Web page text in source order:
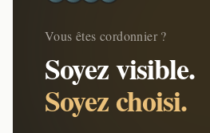
Vous êtes cordonnier ?
Soyez visible.
Soyez choisi.